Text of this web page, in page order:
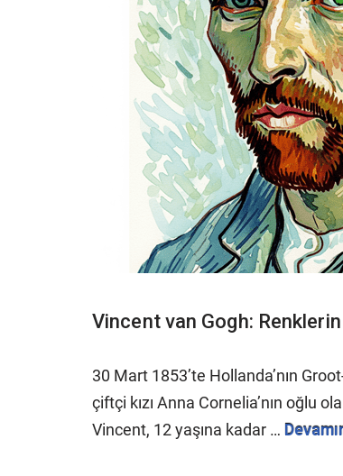
Vincent van Gogh: Renklerin
30 Mart 1853’te Hollanda’nın
çiftçi kızı Anna Cornelia’nın oğlu
Vincent, 12 yaşına kadar …